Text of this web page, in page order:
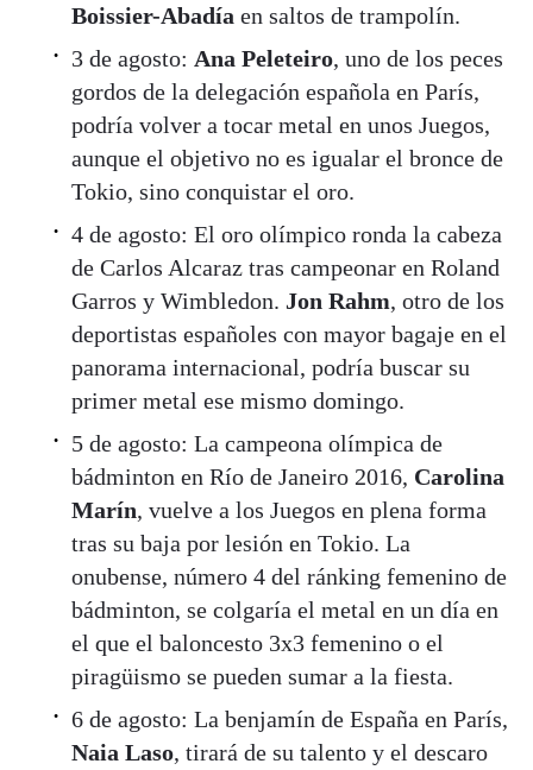
Boissier-Abadía en saltos de trampolín.
3 de agosto: Ana Peleteiro, uno de los peces
gordos de la delegación española en París,
podría volver a tocar metal en unos Juegos,
aunque el objetivo no es igualar el bronce de
Tokio, sino conquistar el oro.
4 de agosto: El oro olímpico ronda la cabeza
de Carlos Alcaraz tras campeonar en Roland
Garros y Wimbledon. Jon Rahm, otro de los
deportistas españoles con mayor bagaje en el
panorama internacional, podría buscar su
primer metal ese mismo domingo.
5 de agosto: La campeona olímpica de
bádminton en Río de Janeiro 2016, Carolina
Marín, vuelve a los Juegos en plena forma
tras su baja por lesión en Tokio. La
onubense, número 4 del ránking femenino de
bádminton, se colgaría el metal en un día en
el que el baloncesto 3x3 femenino o el
piragüismo se pueden sumar a la fiesta.
6 de agosto: La benjamín de España en París,
Naia Laso, tirará de su talento y el descaro